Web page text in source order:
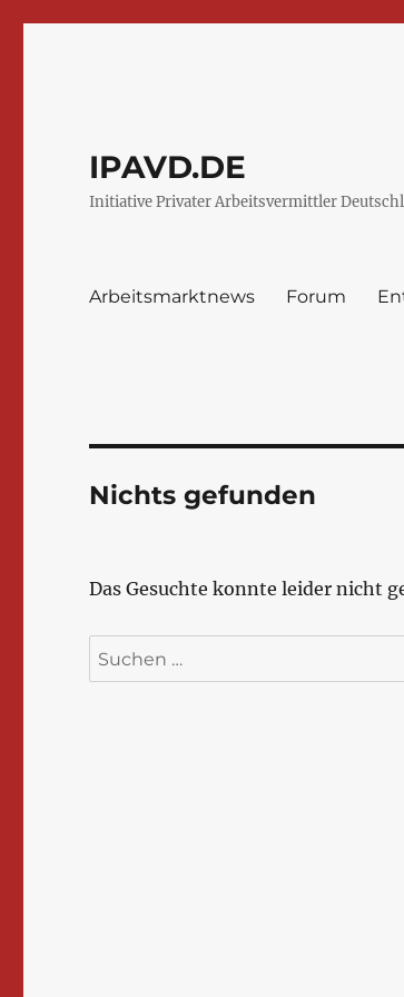
IPAVD.DE
Initiative Privater Arbeitsvermittler
Arbeitsmarktnews Forum
Nichts gefunden
Das Gesuchte konnte leider nicht
Suchen
nach: